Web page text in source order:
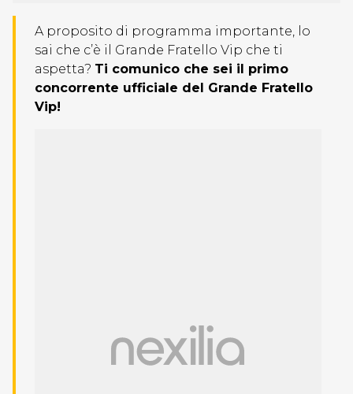
A proposito di programma importante, lo
sai che c’è il Grande Fratello Vip che ti
aspetta? Ti comunico che sei il primo
concorrente ufficiale del Grande Fratello
Vip!